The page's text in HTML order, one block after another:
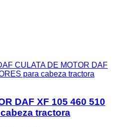
CULATA DE MOTOR DAF
para cabeza tractora
DAF XF 105 460 510
tractora